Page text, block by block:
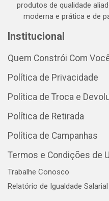
produtos de qualidade
moderna e prática e de
Institucional
Quem Constrói Com
Política de Privacidade
Política de Troca e
Política de Retirada
Política de Campanhas
Termos e Condições de
Trabalhe Conosco
Relatório de Igualdade Salarial